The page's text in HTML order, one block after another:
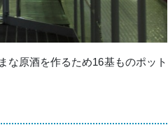
な原酒を作るため16基ものポット